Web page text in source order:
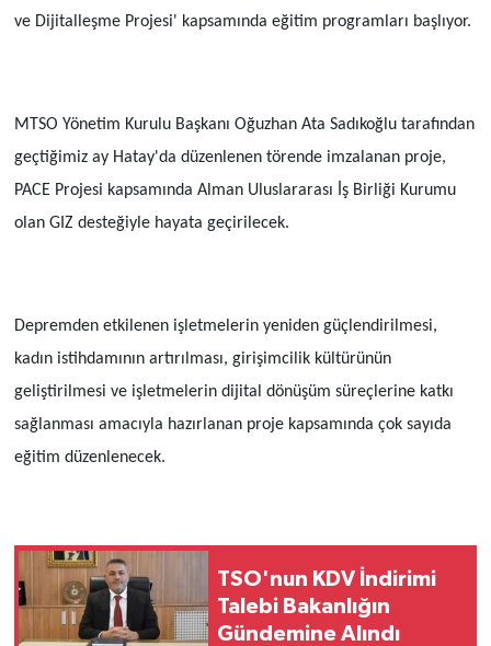
ve Dijitalleşme Projesi' kapsamında eğitim programları başlıyor.
MTSO Yönetim Kurulu Başkanı Oğuzhan Ata Sadıkoğlu tarafından
geçtiğimiz ay Hatay'da düzenlenen törende imzalanan proje,
PACE Projesi kapsamında Alman Uluslararası İş Birliği Kurumu
olan GIZ desteğiyle hayata geçirilecek.
Depremden etkilenen işletmelerin yeniden güçlendirilmesi,
kadın istihdamının artırılması, girişimcilik kültürünün
geliştirilmesi ve işletmelerin dijital dönüşüm süreçlerine katkı
sağlanması amacıyla hazırlanan proje kapsamında çok sayıda
eğitim düzenlenecek.
TSO'nun KDV İndirimi
Talebi Bakanlığın
Gündemine Alındı